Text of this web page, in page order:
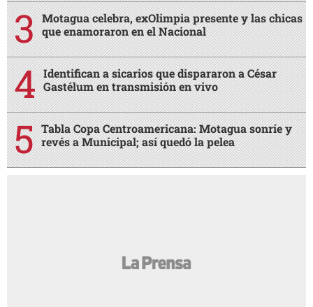
Motagua celebra, exOlimpia presente y las chicas
que enamoraron en el Nacional
Identifican a sicarios que dispararon a César
Gastélum en transmisión en vivo
Tabla Copa Centroamericana: Motagua sonríe y
revés a Municipal; así quedó la pelea